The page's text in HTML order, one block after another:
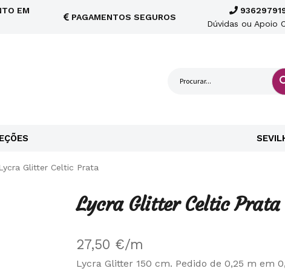
EM
PAGAMENTOS SEGUROS
Dúvidas ou Apoio
Lycra Glitter Celtic Prata
Lycra Glitter Celtic Prata
27,50 €/m
Lycra Glitter 150 cm. Pedido de 0,25 m em